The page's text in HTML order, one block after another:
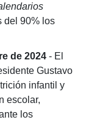
del 90% los
de 2024 - El
Gustavo
infantil y
escolar,
los